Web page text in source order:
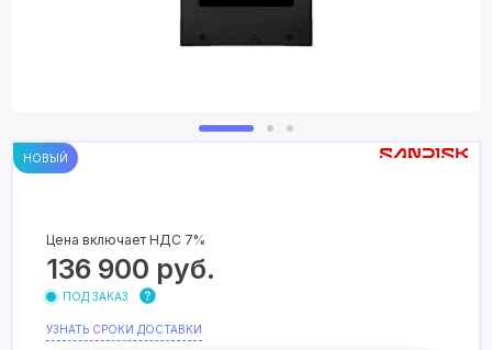
НОВЫЙ
Цена включает НДС 7%
136 900 руб.
ПОД ЗАКАЗ
УЗНАТЬ СРОКИ ДОСТАВКИ